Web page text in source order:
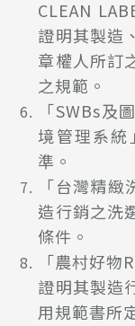
CLEAN
證明其製造
章權人所訂
之規範。
「SWBs及
境管理系
準。
「台灣精
造行銷之洗
條件。
「農村好
證明其製造
用規範書所